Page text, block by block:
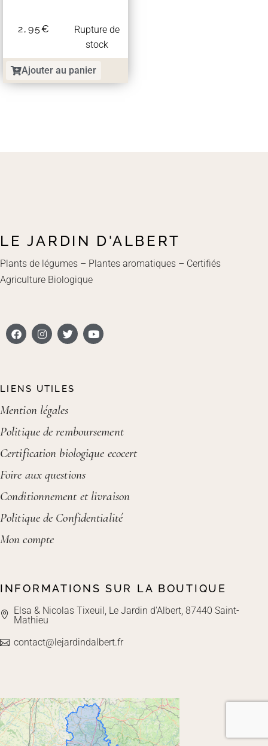
2,95€
Rupture de
stock
Ajouter au panier
LE JARDIN D'ALBERT
Plants de légumes – Plantes aromatiques – Certifiés
Agriculture Biologique
LIENS UTILES
Mention légales
Politique de remboursement
Certification biologique ecocert
Foire aux questions
Conditionnement et livraison
Politique de Confidentialité
Mon compte
INFORMATIONS SUR LA BOUTIQUE
Elsa & Nicolas Tixeuil, Le Jardin d'Albert, 87440 Saint-
Mathieu
contact@lejardindalbert.fr